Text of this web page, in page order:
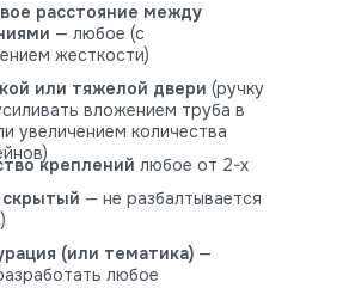
расстояние между
— любое (с
жесткости)
или тяжелой двери (ручку
вложением труба в
увеличением количества
креплений любое от 2-х
— не разбалтывается
(или тематика) —
любое